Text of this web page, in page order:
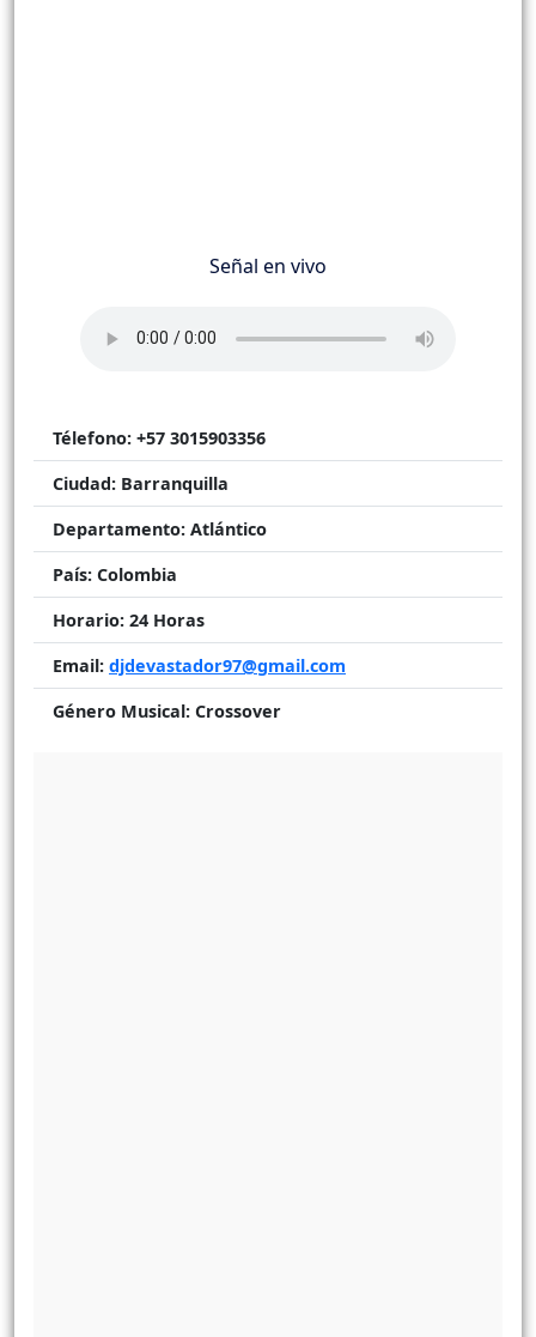
Señal en vivo
Télefono: +57 3015903356
Ciudad: Barranquilla
Departamento: Atlántico
País: Colombia
Horario: 24 Horas
Email: djdevastador97@gmail.com
Género Musical: Crossover